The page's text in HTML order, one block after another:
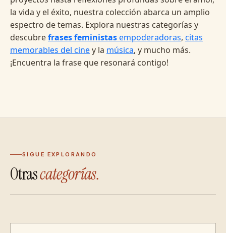
la vida y el éxito, nuestra colección abarca un amplio
espectro de temas. Explora nuestras categorías y
descubrefrases feministasempoderadoras, citas
memorables del ciney la música, y mucho más.
¡Encuentra la frase que resonará contigo!
SIGUE EXPLORANDO
Otrascategorías.